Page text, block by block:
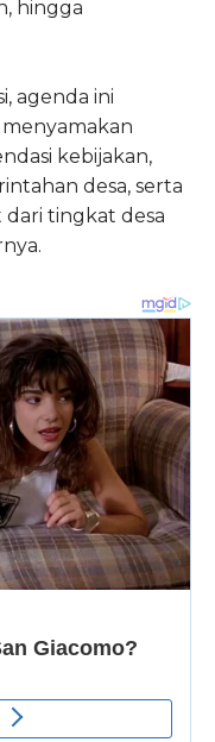
hingga
agenda ini
kebijakan,
desa, serta
tingkat desa